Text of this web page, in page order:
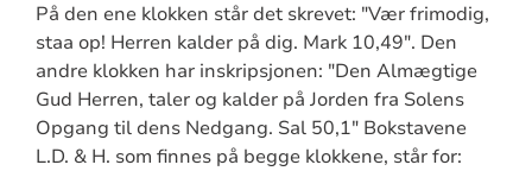
På den ene klokken står det skrevet: "Vær frimodig,
staa op! Herren kalder på dig. Mark 10,49". Den
andre klokken har inskripsjonen: "Den Almægtige
Gud Herren, taler og kalder på Jorden fra Solens
Opgang til dens Nedgang. Sal 50,1" Bokstavene
L.D. & H. som finnes på begge klokkene, står for: